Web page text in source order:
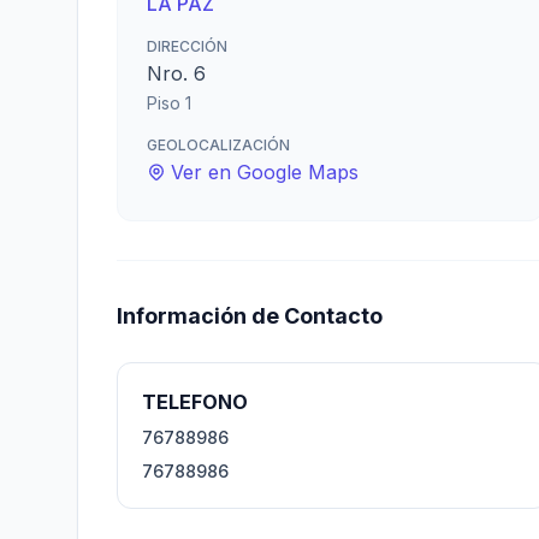
DIRECCIÓN
Nro. 6
Piso 1
GEOLOCALIZACIÓN
Ver en Google Maps
Información de Contacto
TELEFONO
76788986
76788986